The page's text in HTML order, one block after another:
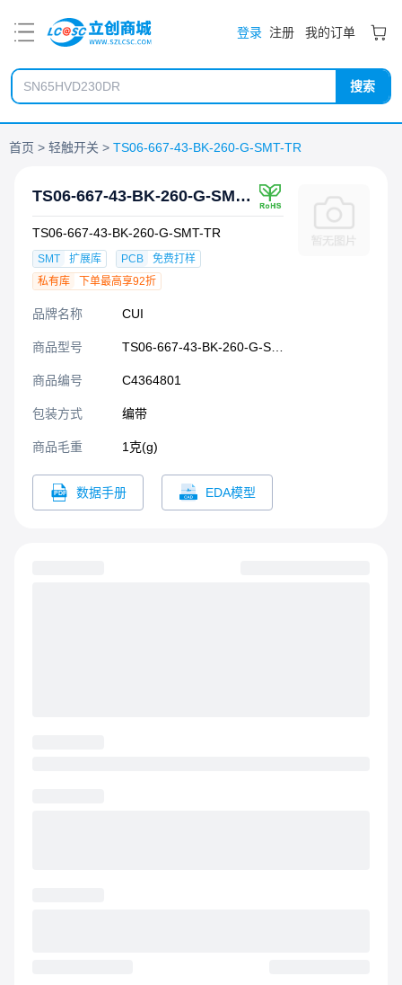
登录 注册 我的订单
搜索
首页 轻触开关 TS06-667-43-BK-260-G-SMT-TR
TS06-667-43-BK-260-G-SMT-TR
TS06-667-43-BK-260-G-SMT-TR
SMT 扩展库 PCB
免费打样
私有库
下单最高享92折
品牌名称 CUI
商品型号
商品编号 C4364801
包装方式 编带
商品毛重 1克(g)
数据手册 EDA模型